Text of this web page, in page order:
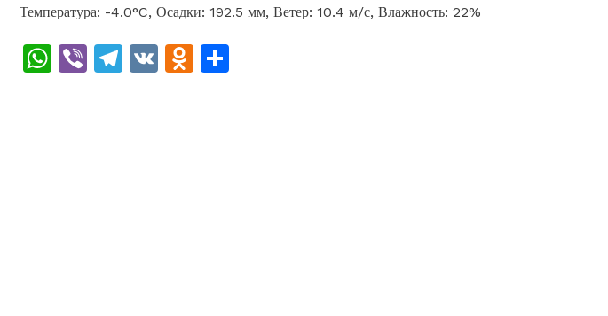
Температура: -4.0°C, Осадки: 192.5 мм, Ветер: 10.4 м/с, Влажность: 22%
WhatsApp
ViberTelegram
VK Odnoklassniki